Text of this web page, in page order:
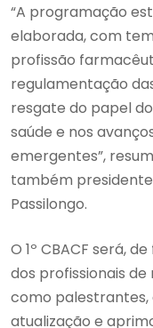
“A programação
elaborada, com
profissão
regulamentação
resgate do papel
saúde e nos
emergentes”,
também presidente
Passilongo.
O 1º CBACF será,
dos profissionais
como palestrantes,
atualização e